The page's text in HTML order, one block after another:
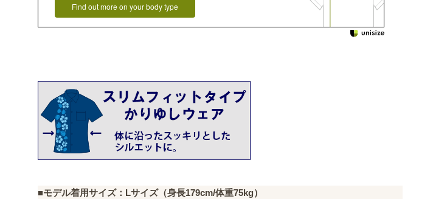
Find out more on your body type
■モデル着用サイズ：Lサイズ（身長179cm/体重75kg）